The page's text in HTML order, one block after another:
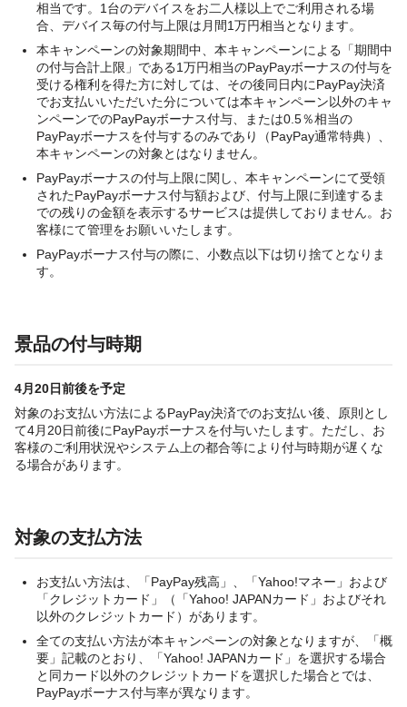
相当です。1台のデバイスをお二人様以上でご利用される場
合、デバイス毎の付与上限は月間1万円相当となります。
本キャンペーンの対象期間中、本キャンペーンによる「期間中
の付与合計上限」である1万円相当のPayPayボーナスの付与を
受ける権利を得た方に対しては、その後同日内にPayPay決済
でお支払いいただいた分については本キャンペーン以外のキャ
ンペーンでのPayPayボーナス付与、または0.5％相当の
PayPayボーナスを付与するのみであり（PayPay通常特典）、
本キャンペーンの対象とはなりません。
PayPayボーナスの付与上限に関し、本キャンペーンにて受領
されたPayPayボーナス付与額および、付与上限に到達するま
での残りの金額を表示するサービスは提供しておりません。お
客様にて管理をお願いいたします。
PayPayボーナス付与の際に、小数点以下は切り捨てとなりま
す。
景品の付与時期
4月20日前後を予定
対象のお支払い方法によるPayPay決済でのお支払い後、原則とし
て4月20日前後にPayPayボーナスを付与いたします。ただし、お
客様のご利用状況やシステム上の都合等により付与時期が遅くな
る場合があります。
対象の支払方法
お支払い方法は、「PayPay残高」、「Yahoo!マネー」および
「クレジットカード」（「Yahoo! JAPANカード」およびそれ
以外のクレジットカード）があります。
全ての支払い方法が本キャンペーンの対象となりますが、「概
要」記載のとおり、「Yahoo! JAPANカード」を選択する場合
と同カード以外のクレジットカードを選択した場合とでは、
PayPayボーナス付与率が異なります。